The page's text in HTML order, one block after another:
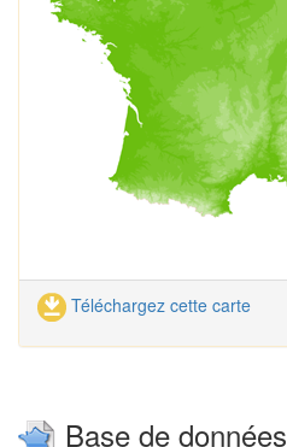
Téléchargez cette carte
Base de données